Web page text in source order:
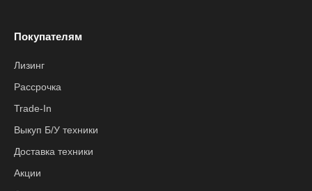
Покупателям
Лизинг
Рассрочка
Trade-In
Выкуп Б/У техники
Доставка техники
Акции